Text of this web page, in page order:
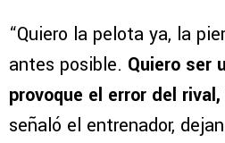
“Quiero la pelota ya, la
antes posible. Quiero ser
provoque el error del
señaló el entrenador,